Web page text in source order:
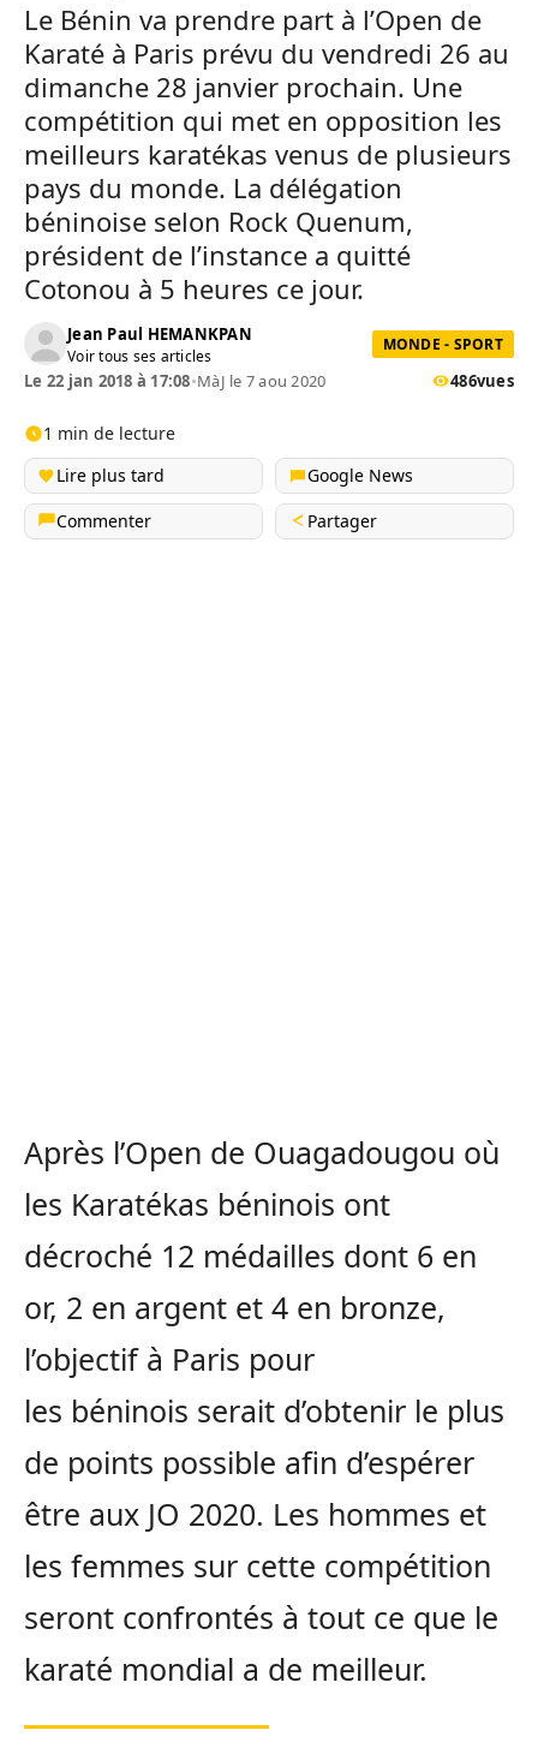
Le Bénin va prendre part à l’Open de
Karaté à Paris prévu du vendredi 26 au
dimanche 28 janvier prochain. Une
compétition qui met en opposition les
meilleurs karatékas venus de plusieurs
pays du monde. La délégation
béninoise selon Rock Quenum,
président de l’instance a quitté
Cotonou à 5 heures ce jour.
Jean Paul HEMANKPAN
Voir tous ses articles
MONDE - SPORT
Le 22 jan 2018 à 17:08•MàJ le 7 aou 2020 486vues
1 min de lecture
Lire plus tard
Google News
Commenter
Partager
Après l’Open de Ouagadougou où
les Karatékas béninois ont
décroché 12 médailles dont 6 en
or, 2 en argent et 4 en bronze,
l’objectif à Paris pour
les béninois serait d’obtenir le plus
de points possible afin d’espérer
être aux JO 2020. Les hommes et
les femmes sur cette compétition
seront confrontés à tout ce que le
karaté mondial a de meilleur.